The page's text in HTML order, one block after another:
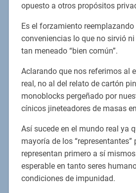
opuesto a otros propósitos
Es el forzamiento
conveniencias lo que no sirvió
tan meneado “bien común”.
Aclarando que nos referimos al
real, no al del relato de cartón
monoblocks pergeñado por
cínicos jineteadores de masas
Así sucede en el mundo real ya
mayoría de los “representantes”
representan primero a sí
esperable en tanto seres
condiciones de impunidad.